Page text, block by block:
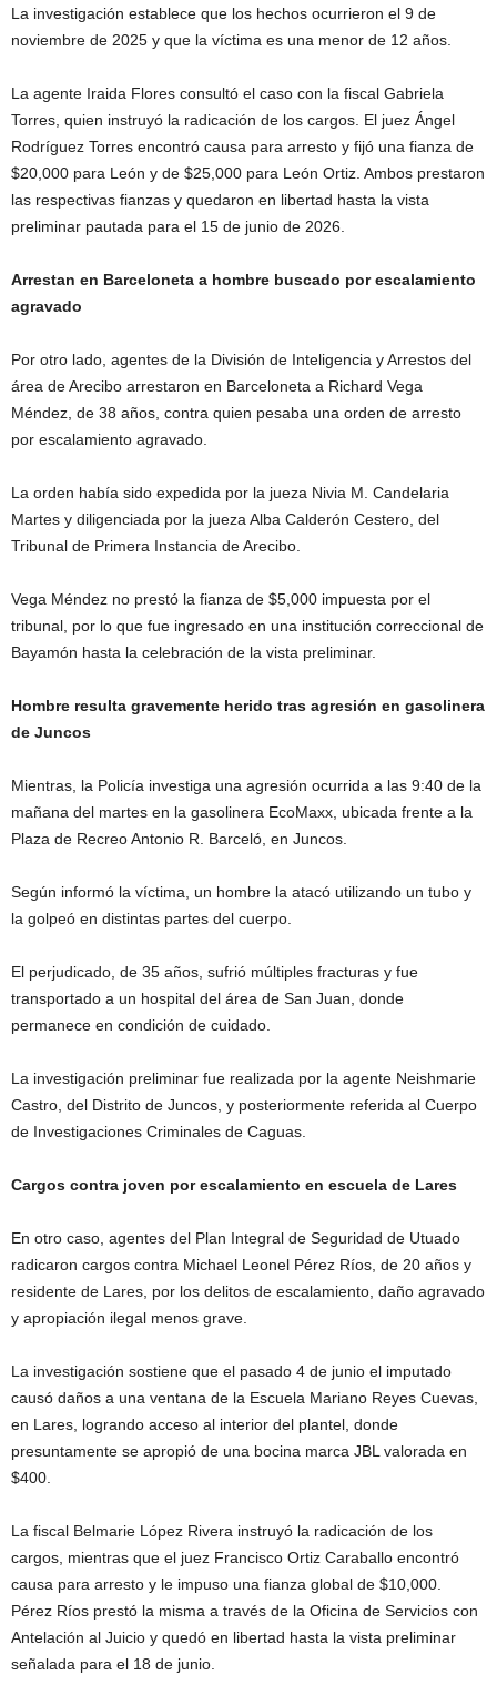
La investigación establece que los hechos ocurrieron el 9 de
noviembre de 2025 y que la víctima es una menor de 12 años.
La agente Iraida Flores consultó el caso con la fiscal Gabriela
Torres, quien instruyó la radicación de los cargos. El juez Ángel
Rodríguez Torres encontró causa para arresto y fijó una fianza de
$20,000 para León y de $25,000 para León Ortiz. Ambos prestaron
las respectivas fianzas y quedaron en libertad hasta la vista
preliminar pautada para el 15 de junio de 2026.
Arrestan en Barceloneta a hombre buscado por escalamiento
agravado
Por otro lado, agentes de la División de Inteligencia y Arrestos del
área de Arecibo arrestaron en Barceloneta a Richard Vega
Méndez, de 38 años, contra quien pesaba una orden de arresto
por escalamiento agravado.
La orden había sido expedida por la jueza Nivia M. Candelaria
Martes y diligenciada por la jueza Alba Calderón Cestero, del
Tribunal de Primera Instancia de Arecibo.
Vega Méndez no prestó la fianza de $5,000 impuesta por el
tribunal, por lo que fue ingresado en una institución correccional de
Bayamón hasta la celebración de la vista preliminar.
Hombre resulta gravemente herido tras agresión en gasolinera
de Juncos
Mientras, la Policía investiga una agresión ocurrida a las 9:40 de la
mañana del martes en la gasolinera EcoMaxx, ubicada frente a la
Plaza de Recreo Antonio R. Barceló, en Juncos.
Según informó la víctima, un hombre la atacó utilizando un tubo y
la golpeó en distintas partes del cuerpo.
El perjudicado, de 35 años, sufrió múltiples fracturas y fue
transportado a un hospital del área de San Juan, donde
permanece en condición de cuidado.
La investigación preliminar fue realizada por la agente Neishmarie
Castro, del Distrito de Juncos, y posteriormente referida al Cuerpo
de Investigaciones Criminales de Caguas.
Cargos contra joven por escalamiento en escuela de Lares
En otro caso, agentes del Plan Integral de Seguridad de Utuado
radicaron cargos contra Michael Leonel Pérez Ríos, de 20 años y
residente de Lares, por los delitos de escalamiento, daño agravado
y apropiación ilegal menos grave.
La investigación sostiene que el pasado 4 de junio el imputado
causó daños a una ventana de la Escuela Mariano Reyes Cuevas,
en Lares, logrando acceso al interior del plantel, donde
presuntamente se apropió de una bocina marca JBL valorada en
$400.
La fiscal Belmarie López Rivera instruyó la radicación de los
cargos, mientras que el juez Francisco Ortiz Caraballo encontró
causa para arresto y le impuso una fianza global de $10,000.
Pérez Ríos prestó la misma a través de la Oficina de Servicios con
Antelación al Juicio y quedó en libertad hasta la vista preliminar
señalada para el 18 de junio.